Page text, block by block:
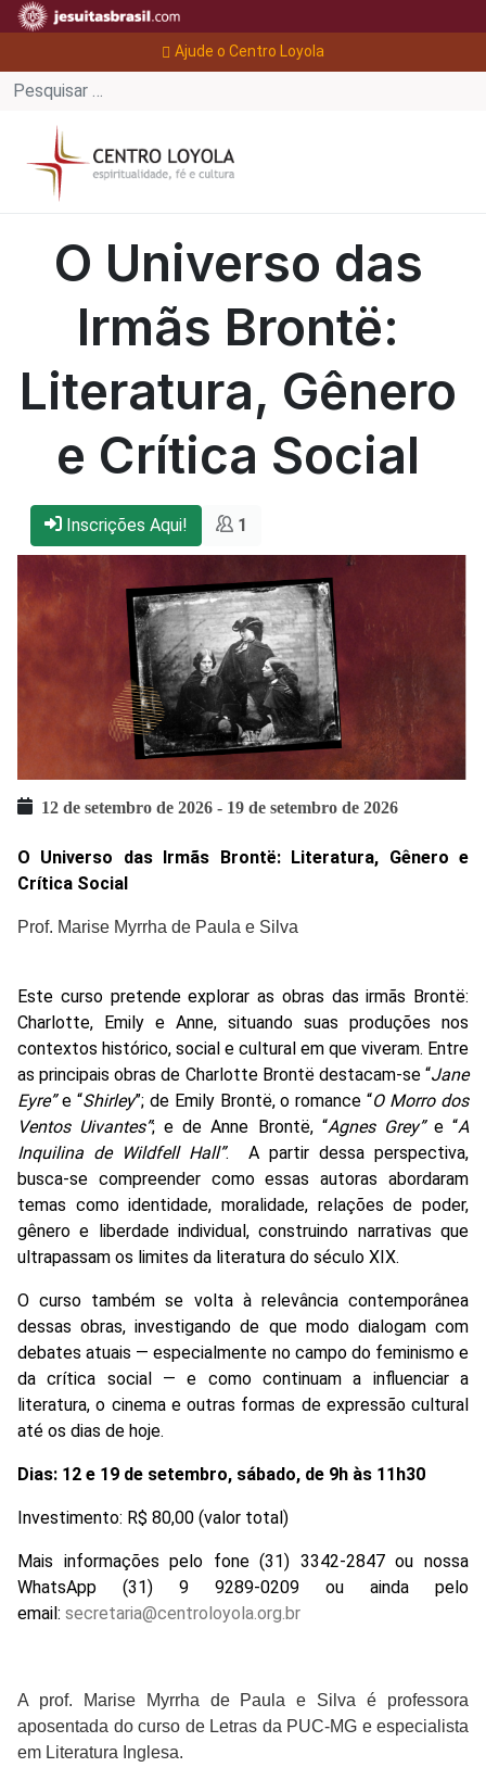
Ajude o Centro Loyola
O Universo das
Irmãs Brontë:
Literatura, Gênero
e Crítica Social
Inscrições Aqui! 1
12 de setembro de 2026 - 19 de setembro de 2026
O Universo das Irmãs Brontë: Literatura, Gênero e
Crítica Social
Prof. Marise Myrrha de Paula e Silva
Este curso pretende explorar as obras das irmãs Brontë:
Charlotte, Emily e Anne, situando suas produções nos
contextos histórico, social e cultural em que viveram. Entre
as principais obras de Charlotte Brontë destacam-se “Jane
Eyre”e “Shirley”; de Emily Brontë, o romance “O Morro dos
Ventos Uivantes”; e de Anne Brontë, “Agnes Grey”e “A
Inquilina de Wildfell Hall”.
A partir dessa perspectiva,
busca-se compreender como essas autoras abordaram
temas como identidade, moralidade, relações de poder,
gênero e liberdade individual, construindo narrativas que
ultrapassam os limites da literatura do século XIX.
O curso também se volta à relevância contemporânea
dessas obras, investigando de que modo dialogam com
debates atuais — especialmente no campo do feminismo e
da crítica social — e como continuam a influenciar a
literatura, o cinema e outras formas de expressão cultural
até os dias de hoje.
Dias: 12 e 19 de setembro, sábado, de 9h às 11h30
Investimento: R$ 80,00 (valor total)
Mais informações pelo fone (31) 3342-2847 ou nossa
WhatsApp (31) 9 9289-0209 ou ainda pelo
email: secretaria@centroloyola.org.br
A prof. Marise Myrrha de Paula e Silva é professora
aposentada do curso de Letras da PUC-MG e especialista
em Literatura Inglesa.